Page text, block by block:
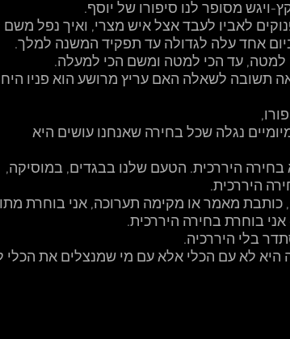
מסופר לנו סיפורו של יוסף.
לאביו לעבד אצל איש מצרי, ואיך נפל משם
עד הכי למטה ומשם הכי למעלה.
תשובה לשאלה האם עריץ מרושע הוא פניו
נגלה שכל בחירה שאנחנו עושים היא
בחירה היררכית. הטעם שלנו בבגדים, במוסיקה,
היררכית.
כותבת מאמר או מקימה תערוכה, אני בוחרת
אני בוחרת בחירה היררכית.
בלי היררכיה.
היא לא עם הכלי אלא עם מי שמנצלים את הכלי